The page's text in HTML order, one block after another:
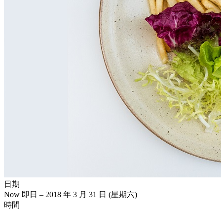
日期
Now 即日 – 2018 年 3 月 31 日 (星期六)
時間